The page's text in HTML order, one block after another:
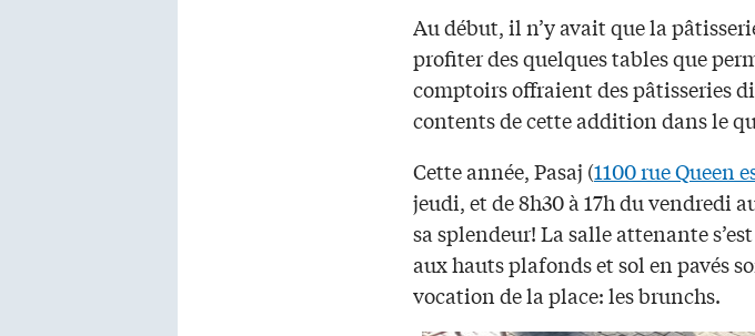
Au début, il n’y avait que la
profiter des quelques tables que
comptoirs offraient des pâtisseries
contents de cette addition dans le
Cette année, Pasaj (1100 rue Queen
jeudi, et de 8h30 à 17h du vendredi
sa splendeur! La salle attenante
aux hauts plafonds et sol en pavés
vocation de la place: les brunchs.